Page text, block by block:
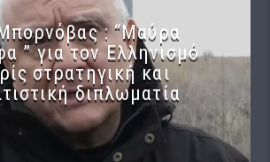
: “Μαύρα
” για τον Ελληνισμό
στρατηγική και
διπλωματία